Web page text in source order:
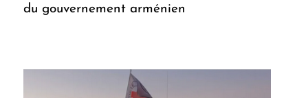
du gouvernement arménien